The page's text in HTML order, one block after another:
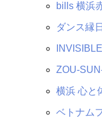
bills 横浜
ダンス縁
ZOU-
横浜 心と
ベトナム